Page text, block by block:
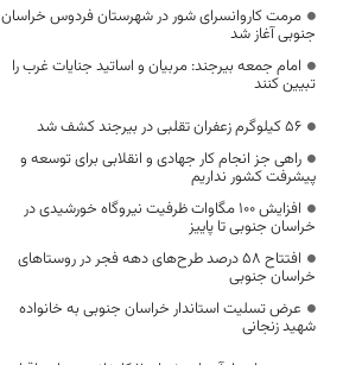
مرمت کاروانسرای شور در شهرستان فردوس خراسان
جنوبی آغاز شد
امام جمعه بیرجند: مربیان و اساتید جنایات غرب را
تبیین کنند
۵۶ کیلوگرم زعفران تقلبی در بیرجند کشف شد
راهی جز انجام کار جهادی و انقلابی برای توسعه و
پیشرفت کشور نداریم
افزایش ۱۰۰ مگاوات ظرفیت نیروگاه خورشیدی در
خراسان جنوبی تا پاییز
افتتاح ۵۸ درصد طرح‌های دهه فجر در روستاهای
خراسان جنوبی
عرض تسلیت استاندار خراسان جنوبی به خانواده
شهید زنجانی